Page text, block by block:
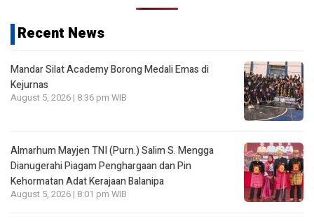
Recent News
Mandar Silat Academy Borong Medali Emas di
Kejurnas
August 5, 2026 | 8:36 pm WIB
Almarhum Mayjen TNI (Purn.) Salim S. Mengga
Dianugerahi Piagam Penghargaan dan Pin
Kehormatan Adat Kerajaan Balanipa
August 5, 2026 | 8:01 pm WIB